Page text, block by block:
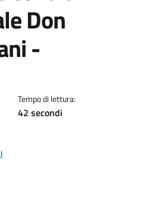
Don
-
Tempo di lettura:
42 secondi